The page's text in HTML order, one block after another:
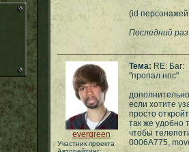
(id персонажей
Последний
evergreen
Участник проекта
Тема: RE: Баг:
"пропал нпс"
если хотите
просто
так же удобно
чтобы
0006A775,